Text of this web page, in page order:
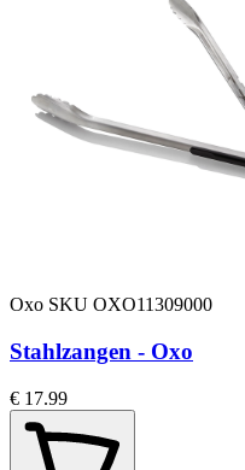
Oxo SKU OXO11309000
Stahlzangen - Oxo
€ 17.99